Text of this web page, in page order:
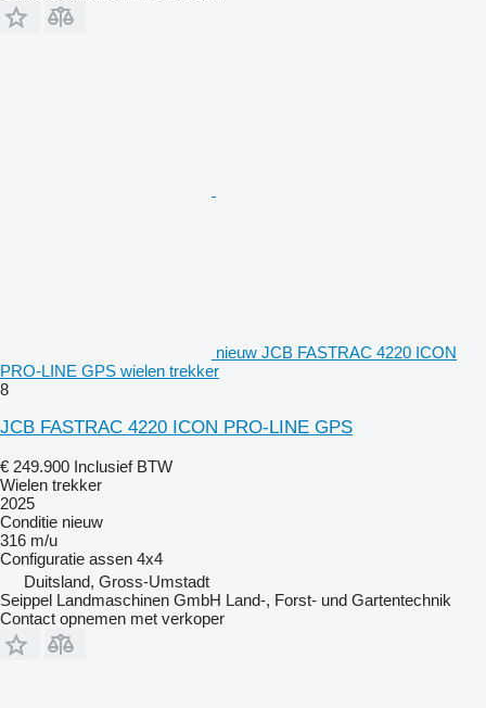
nieuw JCB FASTRAC 4220 ICON
PRO-LINE GPS wielen trekker
8
JCB FASTRAC 4220 ICON PRO-LINE GPS
€ 249.900 Inclusief BTW
Wielen trekker
2025
Conditie nieuw
316 m/u
Configuratie assen 4x4
Duitsland, Gross-Umstadt
Seippel Landmaschinen GmbH Land-, Forst- und Gartentechnik
Contact opnemen met verkoper